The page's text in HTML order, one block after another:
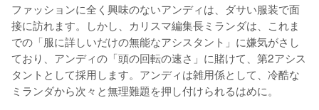
ファッションに全く興味のないアンディは、ダサい服装で面
接に訪れます。しかし、カリスマ編集長ミランダは、これま
での「服に詳しいだけの無能なアシスタント」に嫌気がさし
ており、アンディの「頭の回転の速さ」に賭けて、第2アシス
タントとして採用します。アンディは雑用係として、冷酷な
ミランダから次々と無理難題を押し付けられるはめに。